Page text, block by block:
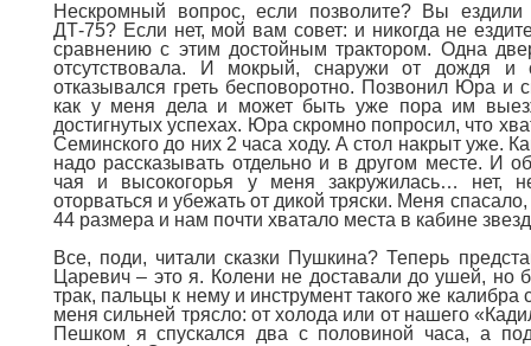
Нескромный вопрос, если позволите? Вы ездили
ДТ-75? Если нет, мой вам совет: и никогда не
сравнению с этим достойным трактором. Одна
отсутствовала. И мокрый, снаружи от дождя и
отказывался греть бесповоротно. Позвонил Юра и
как у меня дела и может быть уже пора им
достигнутых успехах. Юра скромно попросил, что
Семинского до них 2 часа ходу. А стол накрыт уже.
надо рассказывать отдельно и в другом месте. И
чая и высокогорья у меня закружилась… нет,
оторваться и убежать от дикой тряски. Меня
44 размера и нам почти хватало места в кабине
Все, поди, читали сказки Пушкина? Теперь
Царевич – это я. Колени не доставали до ушей, но
трак, пальцы к нему и инструмент такого же калибра
меня сильней трясло: от холода или от нашего
Пешком я спускался два с половиной часа, а